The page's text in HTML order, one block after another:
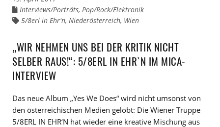
Links
den
Interviews/Porträts, Pop/Rock/Elektronik
Links
5/8erl in Ehr'n, Niederösterreich, Wien
„WIR NEHMEN UNS BEI DER KRITIK NICHT
SELBER RAUS!“: 5/8ERL IN EHR`N IM MICA-
INTERVIEW
Das neue Album „Yes We Does“ wird nicht umsonst von
den österreichischen Medien gelobt: Die Wiener Truppe
5/8ERL IN EHR‘N hat wieder eine kreative Mischung aus